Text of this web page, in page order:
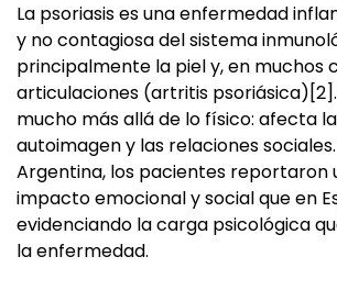
La psoriasis es una enfermedad
y no contagiosa del sistema
principalmente la piel y, en muchos
articulaciones (artritis
mucho más allá de lo físico: afecta
autoimagen y las relaciones
Argentina, los pacientes reportaron
impacto emocional y social que en
evidenciando la carga psicológica
la enfermedad.